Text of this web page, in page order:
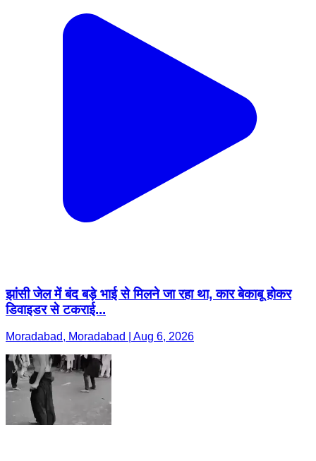
झांसी जेल में बंद बड़े भाई से मिलने जा रहा था, कार बेकाबू होकर
डिवाइडर से टकराई...
Moradabad, Moradabad | Aug 6, 2026